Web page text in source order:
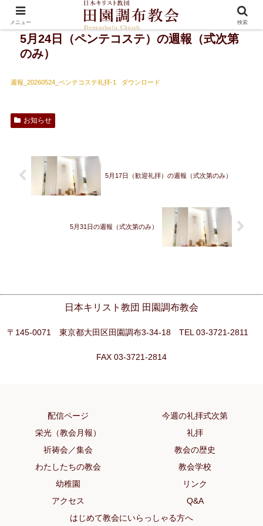
5月24日（ペンテコステ）の週報（式次第
のみ）
週報_20260524_ペンテコステ礼拝-1 ダウンロード
お知らせ
5月17日（歓迎礼拝）の週報（式次第のみ）
5月31日の週報（式次第のみ）
日本キリスト教団 田園調布教会
〒145-0071 東京都大田区田園調布3-34-18 TEL 03-3721-2811
FAX 03-3721-2814
配信ページ
今週の礼拝式次第
栄光（教会月報）
礼拝
祈祷会／集会
教会の歴史
わたしたちの教会
教会学校
幼稚園
リンク
アクセス
Q&A
はじめて教会にいらっしゃる方へ
メニュー 検索